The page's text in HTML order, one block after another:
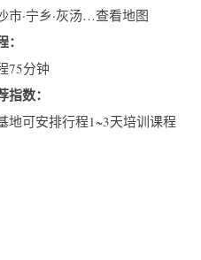
市·宁乡·灰汤…查看地图
：
75分钟
指数：
地可安排行程1~3天培训课程